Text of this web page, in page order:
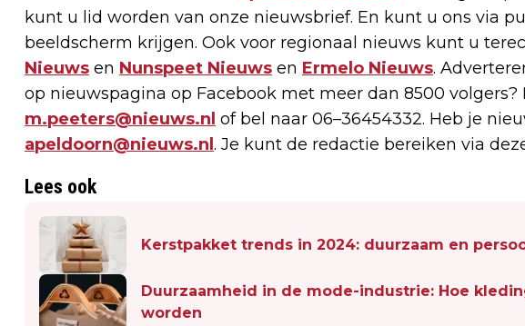
kunt u lid worden van onze nieuwsbrief. En kunt u ons via
beeldscherm krijgen. Ook voor regionaal nieuws kunt u
Nieuws en Nunspeet Nieuws en Ermelo Nieuws.
op nieuwspagina op Facebook met meer dan 8500 volgers?
m.peeters@nieuws.nl of bel naar 06–36454332. Heb je
apeldoorn@nieuws.nl . Je kunt de redactie bereiken via
Lees ook
Kerstpakket trends in 2024: duurzaam en
Duurzaamheid in de mode-industrie: Hoe
worden